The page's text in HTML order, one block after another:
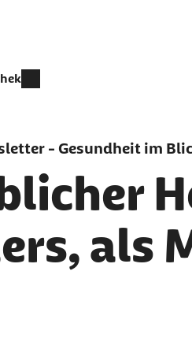
- Gesundheit im
als
als